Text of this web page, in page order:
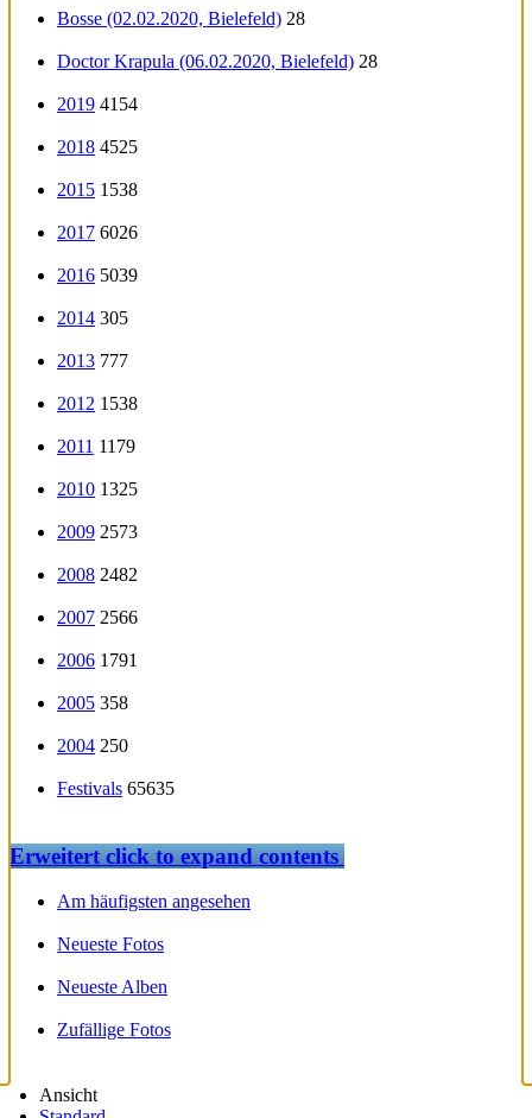
Bosse (02.02.2020, Bielefeld) 28
Doctor Krapula (06.02.2020, Bielefeld) 28
2019 4154
2018 4525
2015 1538
2017 6026
2016 5039
2014 305
2013 777
2012 1538
2011 1179
2010 1325
2009 2573
2008 2482
2007 2566
2006 1791
2005 358
2004 250
Festivals 65635
Erweitertclick to expand contents
Am häufigsten angesehen
Neueste Fotos
Neueste Alben
Zufällige Fotos
Ansicht